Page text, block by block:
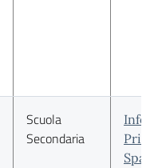
Scuola
Secondaria